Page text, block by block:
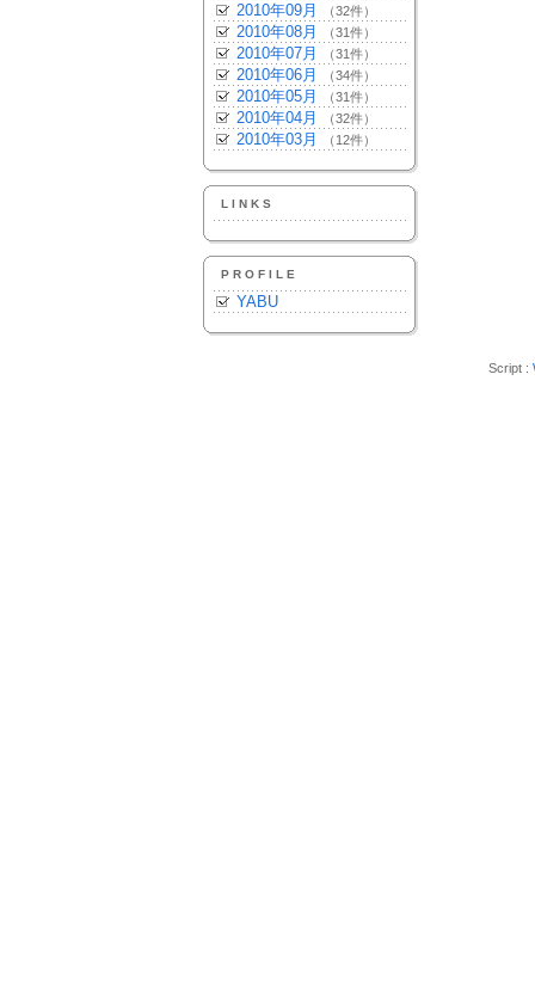
2010年09月 （32件）
2010年08月 （31件）
2010年07月 （31件）
2010年06月 （34件）
2010年05月 （31件）
2010年04月 （32件）
2010年03月 （12件）
LINKS
PROFILE
YABU
Script :